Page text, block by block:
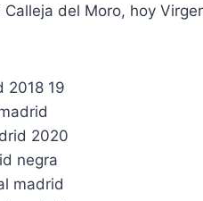
del Moro, hoy